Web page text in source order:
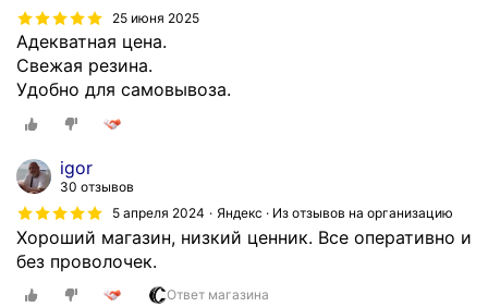
25 июня 2025
Адекватная цена.
Свежая резина.
Удобно для самовывоза.
igor
30 отзывов
5 апреля 2024
Яндекс · Из отзывов на организацию
Хороший магазин, низкий ценник. Все оперативно и
без проволочек.
Ответ магазина